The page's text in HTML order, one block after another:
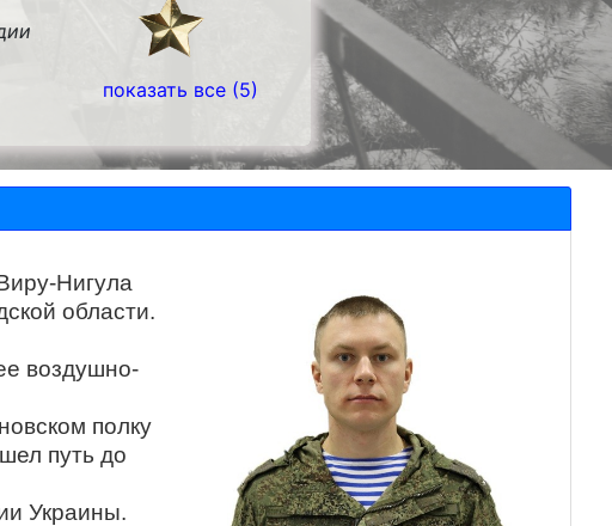
показать все (5)
Нигула
области.
воздушно-
полку
путь до
Украины.